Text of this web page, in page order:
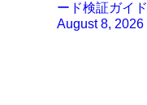
ード検証ガイド
August 8, 2026